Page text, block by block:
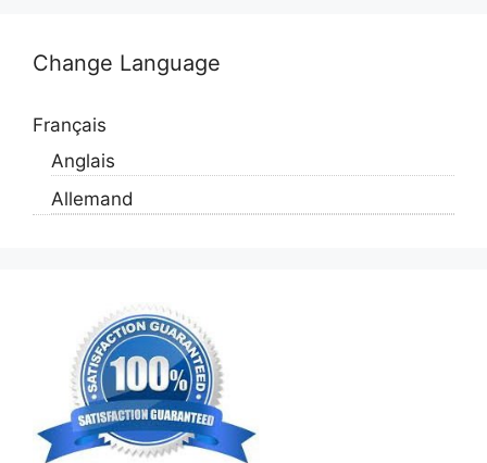
Change Language
Français
Anglais
Allemand